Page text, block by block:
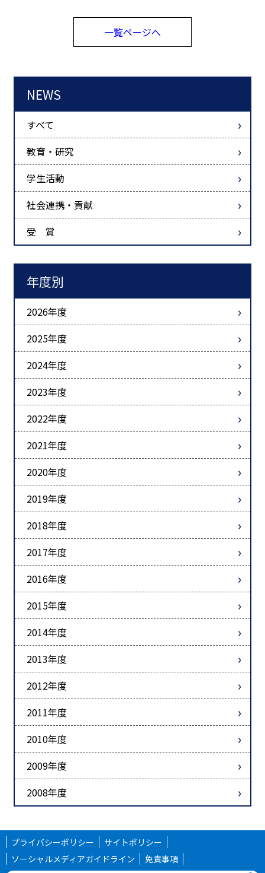
一覧ページへ
NEWS
すべて
教育・研究
学生活動
社会連携・貢献
受 賞
年度別
2026年度
2025年度
2024年度
2023年度
2022年度
2021年度
2020年度
2019年度
2018年度
2017年度
2016年度
2015年度
2014年度
2013年度
2012年度
2011年度
2010年度
2009年度
2008年度
プライバシーポリシー
サイトポリシー
ソーシャルメディアガイドライン
免責事項